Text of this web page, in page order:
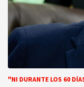
"NI DURANTE LOS 60